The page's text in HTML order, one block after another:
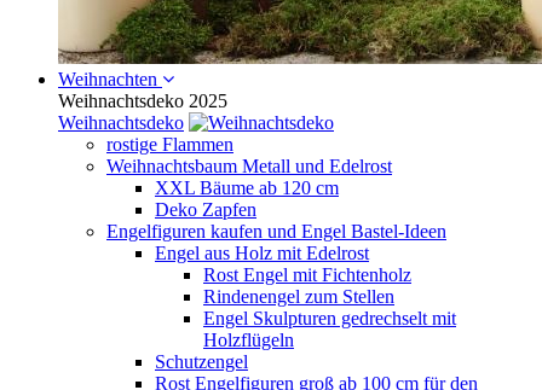
Weihnachten
Weihnachtsdeko 2025
Weihnachtsdeko
rostige Flammen
Weihnachtsbaum Metall und Edelrost
XXL Bäume ab 120 cm
Deko Zapfen
Engelfiguren kaufen und Engel Bastel-Ideen
Engel aus Holz mit Edelrost
Rost Engel mit Fichtenholz
Rindenengel zum Stellen
Engel Skulpturen gedrechselt mit
Holzflügeln
Schutzengel
Rost Engelfiguren groß ab 100 cm für den